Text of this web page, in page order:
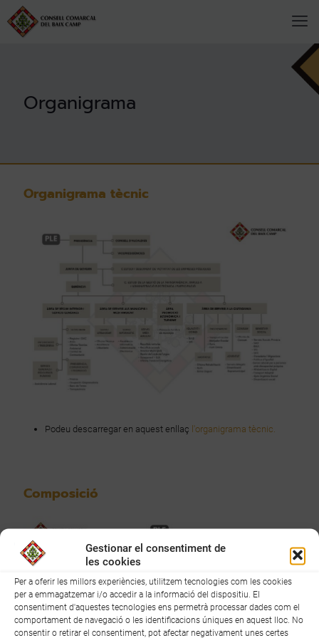
Gestionar el consentiment de
les cookies
Per a oferir les millors experiències, utilitzem tecnologies com les cookies
per a emmagatzemar i/o accedir a la informació del dispositiu. El
consentiment d'aquestes tecnologies ens permetrà processar dades com el
comportament de navegació o les identificacions úniques en aquest lloc. No
consentir o retirar el consentiment, pot afectar negativament unes certes
Organigrama
Organigrama tècnic
Podeu descarregar en aquest enllaç l'organigrama tècnic.
Composició